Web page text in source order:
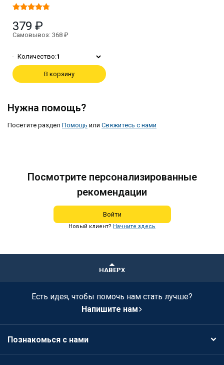
379 ₽
Самовывоз: 368 ₽
Количество:1
В корзину
Нужна помощь?
Посетите раздел Помощь или Свяжитесь с нами
Посмотрите персонализированные
рекомендации
Войти
Новый клиент? Начните здесь
НАВЕРХ
Есть идея, чтобы помочь нам стать лучше?
Напишите нам
Познакомься с нами